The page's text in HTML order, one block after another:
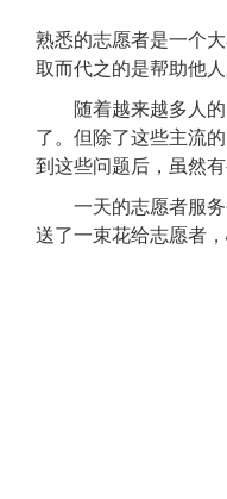
熟悉的志愿者是一个
取而代之的是帮助他
随着越来越多人的
了。但除了这些主流
到这些问题后，虽然
一天的志愿者服
送了一束花给志愿者